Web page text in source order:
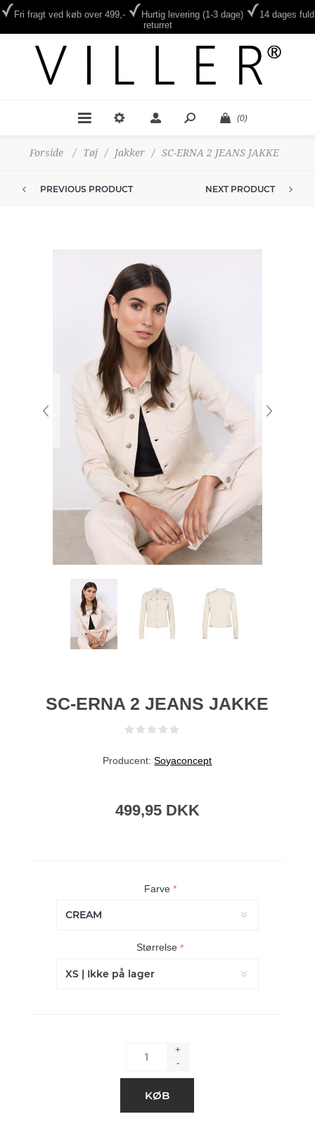
Fri fragt ved køb over 499,- Hurtig levering (1-3 dage)
14 dages fuld
returret
(0)
Forside / Tøj / Jakker / SC-ERNA 2 JEANS JAKKE
PREVIOUS PRODUCT NEXT PRODUCT
SC-ERNA 2 JEANS JAKKE
Producent: Soyaconcept
499,95 DKK
Farve *
Størrelse*
+
-